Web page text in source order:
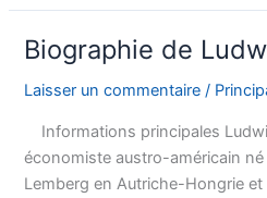
Léon
Walras
Biographie de
Laisser un commentaire /
Informations principales
économiste austro-américain
Lemberg en Autriche-Hongrie